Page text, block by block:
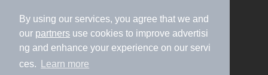
By using our services, you agree that we and
our partners use cookies to improve advertisi
ng and enhance your experience on our servi
ces.
Learn more
加盟店募集（資料請求）
広告出稿のご案内
利用規約
ライフスタイルMEMBERS+規約
特定商取引法に基づく表記
ヘルプ
採用情報
運営会社